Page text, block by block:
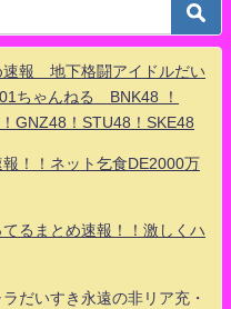
報 地下格闘アイドルだい
ちゃんねる BNK48 ！
GNZ48！STU48！SKE48
！！ネット乞食DE2000万
るまとめ速報！！激しくハ
だいすき永遠の非リア充・